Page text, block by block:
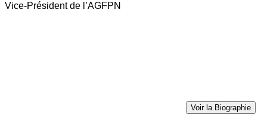
Vice-Président de l’AGFPN
Voir la Biographie